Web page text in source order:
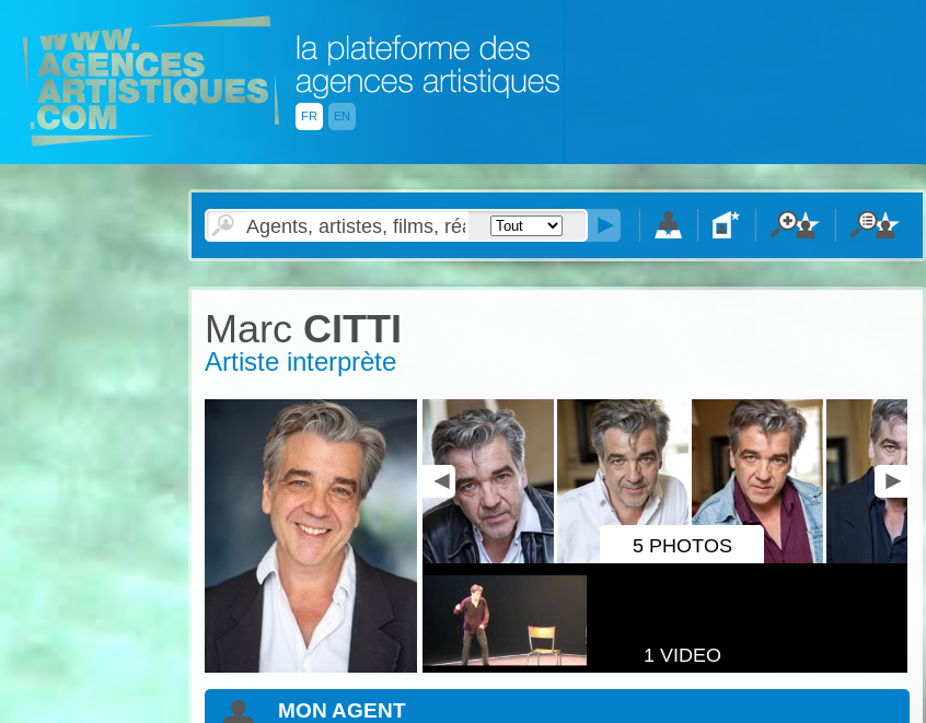
FR EN
Marc CITTI
Artiste interprète
5 PHOTOS
1 VIDEO
MON AGENT